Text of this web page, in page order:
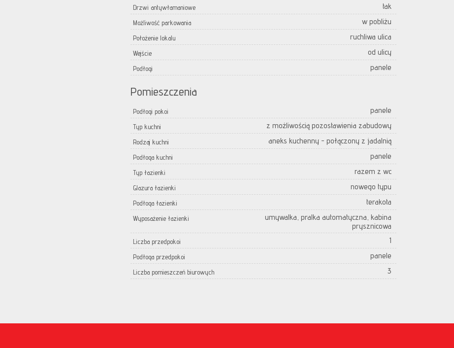
Drzwi antywłamaniowe tak
Możliwość parkowania w pobliżu
Położenie lokalu ruchliwa ulica
Wejście od ulicy
Podłogi panele
Pomieszczenia
Podłogi pokoi panele
Typ kuchni z możliwością pozostawienia zabudowy
Rodzaj kuchni aneks kuchenny - połączony z jadalnią
Podłoga kuchni panele
Typ łazienki razem z wc
Glazura łazienki nowego typu
Podłoga łazienki terakota
Wyposażenie łazienki
umywalka, pralka automatyczna, kabina
prysznicowa
Liczba przedpokoi 1
Podłoga przedpokoi panele
Liczba pomieszczeń biurowych 3